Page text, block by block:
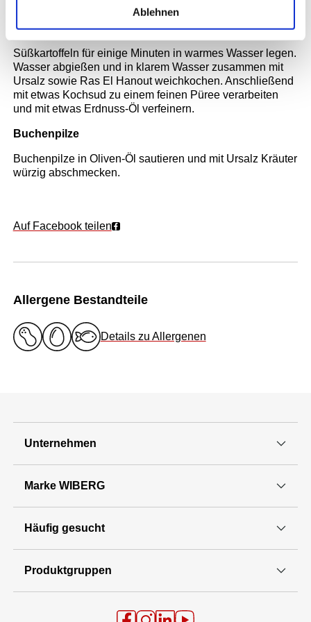
Ablehnen
Süßkartoffelpüree
Süßkartoffeln für einige Minuten in warmes Wasser legen.
Wasser abgießen und in klarem Wasser zusammen mit
Ursalz sowie Ras El Hanout weichkochen. Anschließend
mit etwas Kochsud zu einem feinen Püree verarbeiten
und mit etwas Erdnuss-Öl verfeinern.
Buchenpilze
Buchenpilze in Oliven-Öl sautieren und mit Ursalz Kräuter
würzig abschmecken.
Auf Facebook teilen
Allergene Bestandteile
Details zu Allergenen
Unternehmen
Marke WIBERG
Häufig gesucht
Produktgruppen